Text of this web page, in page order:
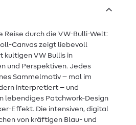
Reise durch die VW-Bulli-Welt:
Canvas zeigt liebevoll
VW Bullis in
und Perspektiven. Jedes
Sammelmotiv – mal im
interpretiert – und
lebendiges Patchwork-Design
Effekt. Die intensiven, digital
von kräftigen Blau- und